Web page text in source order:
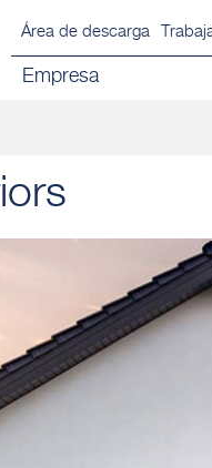
Área de descarga
Empresa